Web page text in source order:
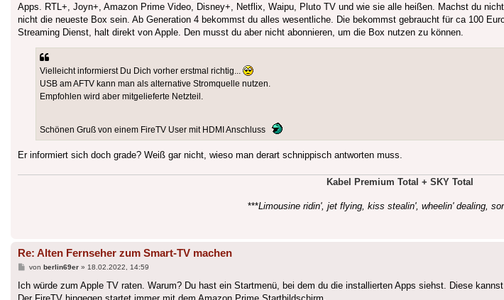
Apps. RTL+, Joyn+, Amazon Prime Video, Disney+, Netflix, Waipu, Pluto TV und wie sie alle heißen. Machst du
nicht die neueste Box sein. Ab Generation 4 bekommst du alles wesentliche. Die bekommst gebraucht für ca 100
Streaming Dienst, halt direkt von Apple. Den musst du aber nicht abonnieren, um die Box nutzen zu können.
Vielleicht informierst Du Dich vorher erstmal richtig...
USB am AFTV kann man als alternative Stromquelle nutzen.
Empfohlen wird aber mitgelieferte Netzteil.
Schönen Gruß von einem FireTV User mit HDMI Anschluss
Er informiert sich doch grade? Weiß gar nicht, wieso man derart schnippisch antworten muss.
Kabel Premium Total + SKY Total
***Limousine ridin', jet flying, kiss stealin', wheelin' dealing,
Re: Alten Fernseher zum Smart-TV machen
Beitrag
von berlin69er» 18.02.2022, 14:59
Ich würde zum Apple TV raten. Warum? Du hast ein Startmenü, bei dem du die installierten Apps siehst. Diese